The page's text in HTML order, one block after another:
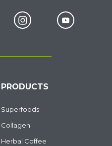
PRODUCTS
Superfoods
Collagen
Herbal Coffee